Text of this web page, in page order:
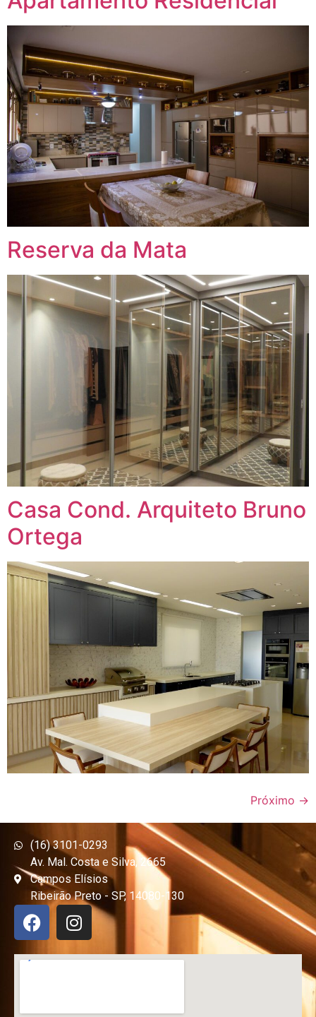
Reserva da Mata
Casa Cond. Arquiteto Bruno
Ortega
Próximo →
(16) 3101-0293
Av. Mal. Costa e Silva, 2665
Campos Elísios
Ribeirão Preto - SP, 14080-130